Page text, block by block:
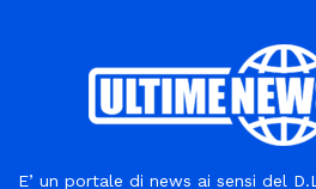
E’ un portale di news ai sensi del